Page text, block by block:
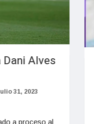
Alves
31, 2023
a proceso al